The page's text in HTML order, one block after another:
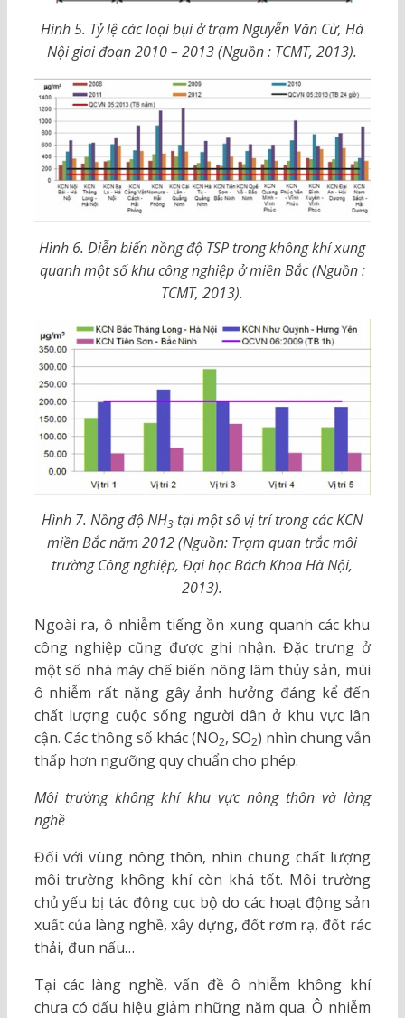
Hình 5. Tỷ lệ các loại bụi ở trạm Nguyễn Văn Cừ, Hà
Nội giai đoạn 2010 – 2013 (Nguồn : TCMT, 2013).
Hình 6. Diễn biến nồng độ TSP trong không khí xung
quanh một số khu công nghiệpở miền Bắc (Nguồn :
TCMT, 2013).
Hình 7. Nồng độ NH3 tại một số vị trí trong các KCN
miền Bắc năm 2012(Nguồn: Trạm quan trắc môi
trường Công nghiệp, Đại học Bách Khoa Hà Nội,
2013).
Ngoài ra, ô nhiễm tiếng ồn xung quanh các khu
công nghiệp cũng được ghi nhận. Đặc trưng ở
một số nhà máy chế biến nông lâm thủy sản, mùi
ô nhiễm rất nặng gây ảnh hưởng đáng kể đến
chất lượng cuộc sống người dân ở khu vực lân
cận. Các thông số khác (NO2, SO2) nhìn chung vẫn
thấp hơn ngưỡng quy chuẩn cho phép.
Môi trường không khí khu vực nông thôn và làng
nghề
Đối với vùng nông thôn, nhìn chung chất lượng
môi trường không khí còn khá tốt. Môi trường
chủ yếu bị tác động cục bộ do các hoạt động sản
xuất của làng nghề, xây dựng, đốt rơm rạ, đốt rác
thải, đun nấu…
Tại các làng nghề, vấn đề ô nhiễm không khí
chưa có dấu hiệu giảm những năm qua. Ô nhiễm